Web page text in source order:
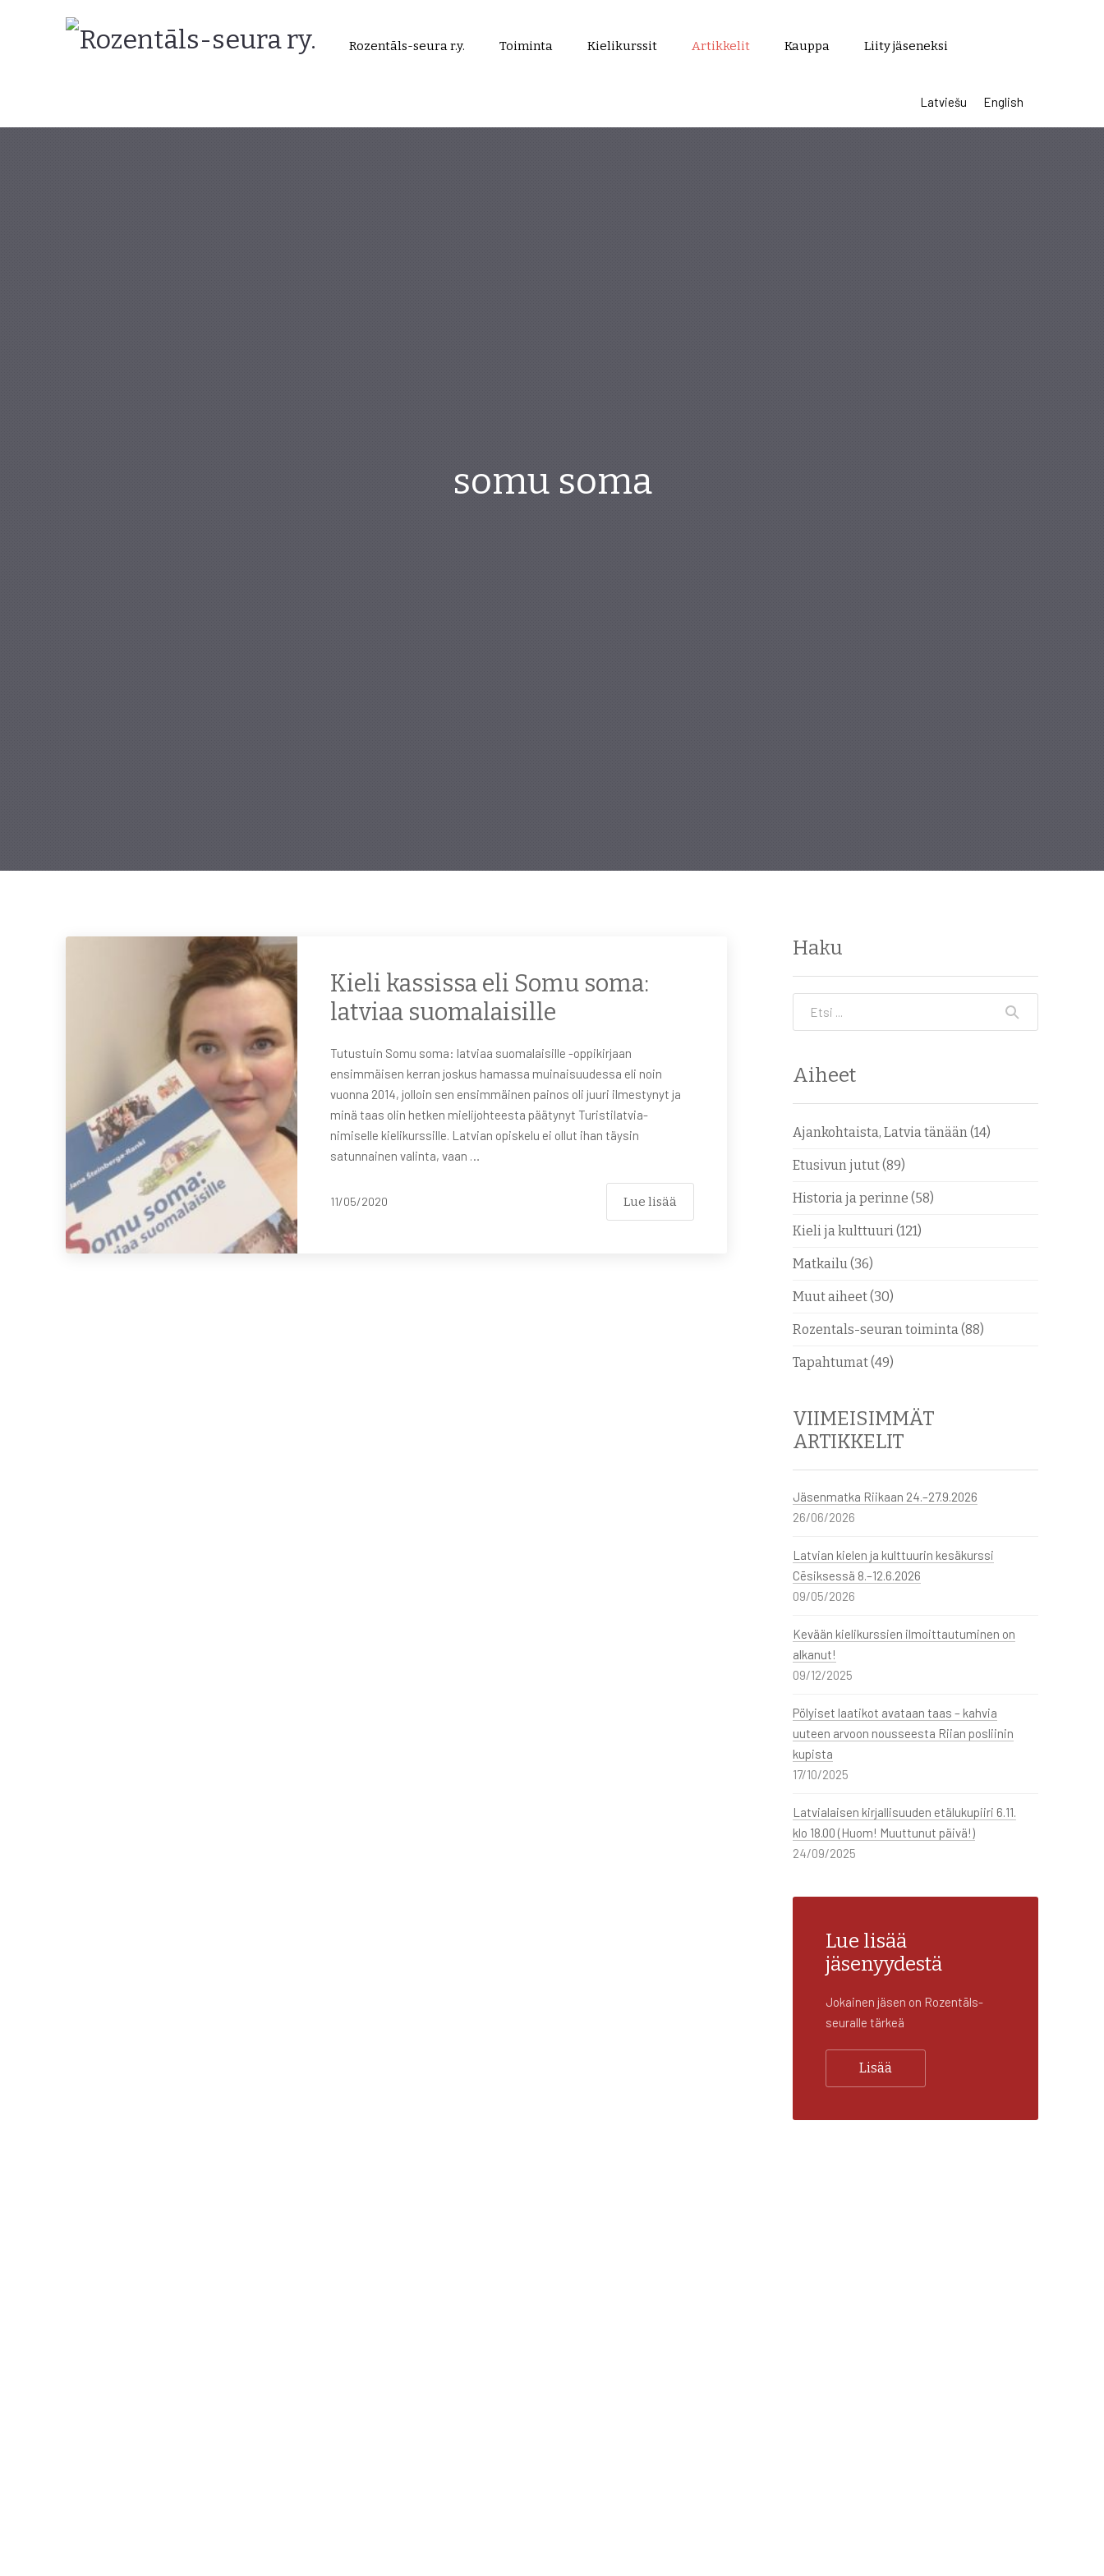
Rozentāls-
ry.
Rozentāls-seura r.y. Toiminta Kielikurssit Artikkelit Kauppa Liity jäseneksi
Latviešu English
somu soma
Kieli kassissa eli Somu soma:
latviaa suomalaisille
Tutustuin Somu soma: latviaa suomalaisille -oppikirjaan
ensimmäisen kerran joskus hamassa muinaisuudessa eli noin
vuonna 2014, jolloin sen ensimmäinen painos oli juuri ilmestynyt ja
minä taas olin hetken mielijohteesta päätynyt Turistilatvia-
nimiselle kielikurssille. Latvian opiskelu ei ollut ihan täysin
satunnainen valinta, vaan …
11/05/2020 Lue lisää
Haku
Etsi
Aiheet
Ajankohtaista, Latvia tänään (14)
Etusivun jutut(89)
Historia ja perinne (58)
Kieli ja kulttuuri (121)
Matkailu (36)
Muut aiheet(30)
Rozentals-seuran toiminta (88)
Tapahtumat(49)
VIIMEISIMMÄT
ARTIKKELIT
Jäsenmatka Riikaan 24.–27.9.2026
26/06/2026
Latvian kielen ja kulttuurin kesäkurssi
Cēsiksessä 8.–12.6.2026
09/05/2026
Kevään kielikurssien ilmoittautuminen on
alkanut!
09/12/2025
Pölyiset laatikot avataan taas – kahvia
uuteen arvoon nousseesta Riian posliinin
kupista
17/10/2025
Latvialaisen kirjallisuuden etälukupiiri 6.11.
klo 18.00 (Huom! Muuttunut päivä!)
24/09/2025
Lue lisää
jäsenyydestä
Jokainen jäsen on Rozentāls-
seuralle tärkeä
Lisää